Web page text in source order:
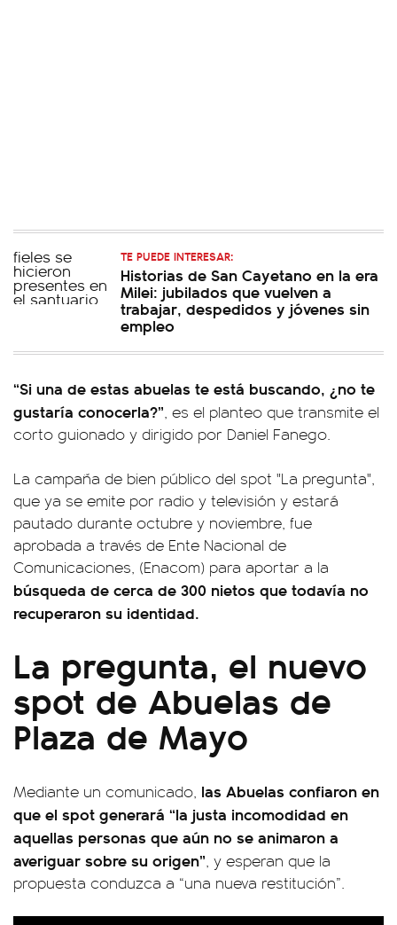
TE PUEDE INTERESAR:
Historias de San Cayetano en la era
Milei: jubilados que vuelven a
trabajar, despedidos y jóvenes sin
empleo
“Si una de estas abuelas te está buscando, ¿no te
gustaría conocerla?”, es el planteo que transmite el
corto guionado y dirigido por Daniel Fanego.
La campaña de bien público del spot "La pregunta",
que ya se emite por radio y televisión y estará
pautado durante octubre y noviembre, fue
aprobada a través de Ente Nacional de
Comunicaciones, (Enacom) para aportar a la
búsqueda de cerca de 300 nietos que todavía no
recuperaron su identidad.
La pregunta, el nuevo
spot de Abuelas de
Plaza de Mayo
Mediante un comunicado, las Abuelas confiaron en
que el spot generará “la justa incomodidad en
aquellas personas que aún no se animaron a
averiguar sobre su origen”, y esperan que la
propuesta conduzca a “una nueva restitución”.